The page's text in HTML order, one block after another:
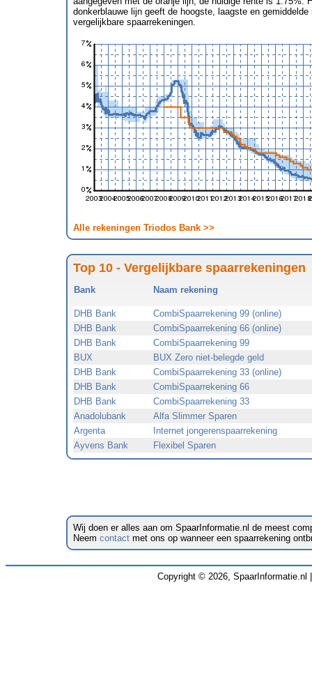
donkerblauwe lijn geeft de hoogste, laagste en gemiddelde
vergelijkbare spaarrekeningen.
Alle rekeningen Triodos Bank >>
Top 10 - Vergelijkbare spaarrekeningen
Bank Naam rekening
DHB Bank
CombiSpaarrekening 99 (online)
DHB Bank
CombiSpaarrekening 66 (online)
DHB Bank
CombiSpaarrekening 99
BUX
BUX Zero niet-belegde geld
DHB Bank
CombiSpaarrekening 33 (online)
DHB Bank
CombiSpaarrekening 66
DHB Bank
CombiSpaarrekening 33
Anadolubank
Alfa Slimmer Sparen
Argenta
Internet jongerenspaarrekening
Ayvens Bank
Flexibel Sparen
Wij doen er alles aan om SpaarInformatie.nl de meest
Neem contact met ons op wanneer een spaarrekening
Copyright © 2026, SpaarInformatie.nl